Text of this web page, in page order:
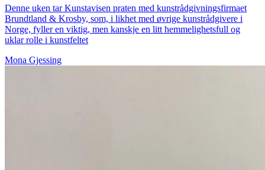
Denne uken tar Kunstavisen praten med kunstrådgivningsfirmaet
Brundtland & Krosby, som, i likhet med øvrige kunstrådgivere i
Norge, fyller en viktig, men kanskje en litt hemmelighetsfull og
uklar rolle i kunstfeltet
Mona Gjessing